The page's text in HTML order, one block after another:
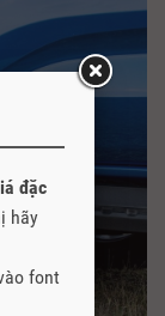
đặc
hãy
font